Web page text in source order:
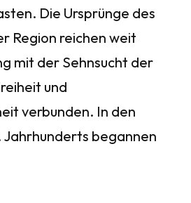
Die Ursprünge des
Region reichen weit
mit der Sehnsucht der
und
verbunden. In den
Jahrhunderts begannen